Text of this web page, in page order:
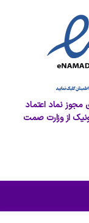
مجوز نماد اعتماد
از وزارت صمت